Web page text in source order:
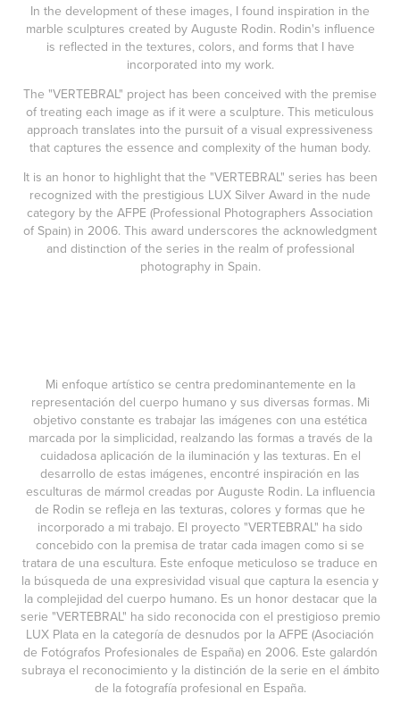
In the development of these images, I found inspiration in the
marble sculptures created by Auguste Rodin. Rodin's influence
is reflected in the textures, colors, and forms that I have
incorporated into my work.
The "VERTEBRAL" project has been conceived with the premise
of treating each image as if it were a sculpture. This meticulous
approach translates into the pursuit of a visual expressiveness
that captures the essence and complexity of the human body.
It is an honor to highlight that the "VERTEBRAL" series has been
recognized with the prestigious LUX Silver Award in the nude
category by the AFPE (Professional Photographers Association
of Spain) in 2006. This award underscores the acknowledgment
and distinction of the series in the realm of professional
photography in Spain.
Mi enfoque artístico se centra predominantemente en la
representación del cuerpo humano y sus diversas formas. Mi
objetivo constante es trabajar las imágenes con una estética
marcada por la simplicidad, realzando las formas a través de la
cuidadosa aplicación de la iluminación y las texturas. En el
desarrollo de estas imágenes, encontré inspiración en las
esculturas de mármol creadas por Auguste Rodin. La influencia
de Rodin se refleja en las texturas, colores y formas que he
incorporado a mi trabajo. El proyecto "VERTEBRAL" ha sido
concebido con la premisa de tratar cada imagen como si se
tratara de una escultura. Este enfoque meticuloso se traduce en
la búsqueda de una expresividad visual que captura la esencia y
la complejidad del cuerpo humano. Es un honor destacar que la
serie "VERTEBRAL" ha sido reconocida con el prestigioso premio
LUX Plata en la categoría de desnudos por la AFPE (Asociación
de Fotógrafos Profesionales de España) en 2006. Este galardón
subraya el reconocimiento y la distinción de la serie en el ámbito
de la fotografía profesional en España.